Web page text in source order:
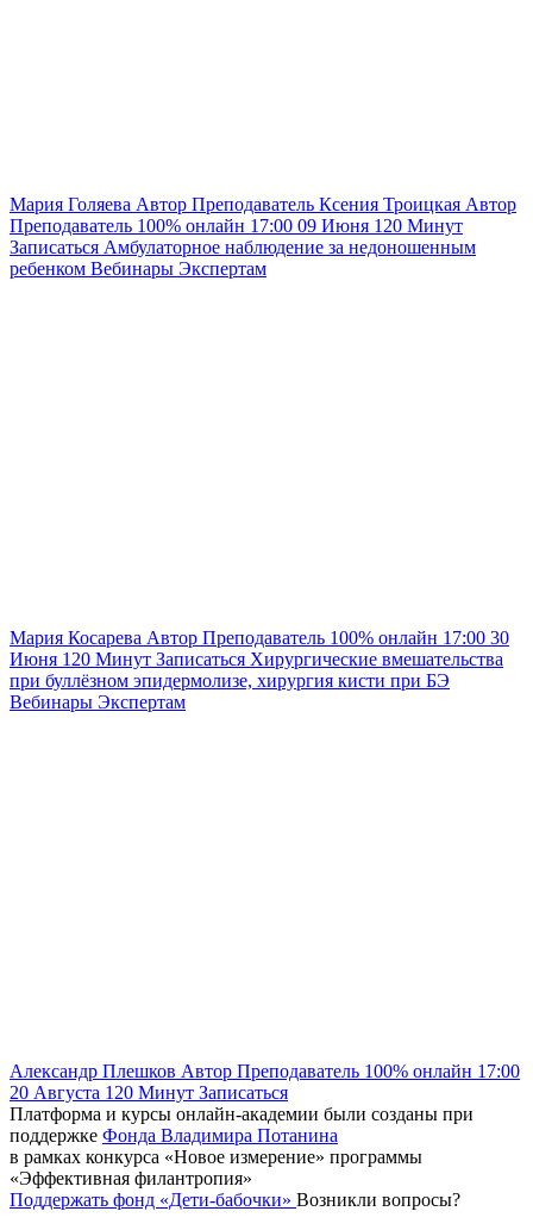
Мария Голяева Автор Преподаватель Ксения Троицкая Автор
Преподаватель 100% онлайн 17:00 09 Июня 120 Минут
Записаться Амбулаторное наблюдение за недоношенным
ребенком Вебинары Экспертам
Мария Косарева Автор Преподаватель 100% онлайн 17:00 30
Июня 120 Минут Записаться Хирургические вмешательства
при буллёзном эпидермолизе, хирургия кисти при БЭ
Вебинары Экспертам
Александр Плешков Автор Преподаватель 100% онлайн 17:00
20 Августа 120 Минут Записаться
Платформа и курсы онлайн-академии были созданы при
поддержке Фонда Владимира Потанина
в рамках конкурса «Новое измерение» программы
«Эффективная филантропия»
Поддержать фонд «Дети-бабочки» Возникли вопросы?